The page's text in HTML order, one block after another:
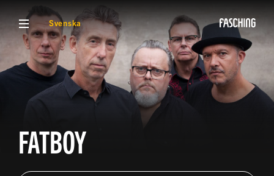
VISA MENYSvenska
FATBOY